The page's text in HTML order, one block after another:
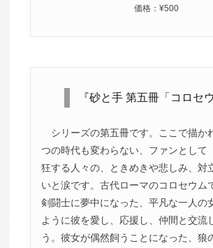
価格：¥500
『砂と手 第五冊「コロセ
シリーズの第五冊です。ここで描か
つの時代も変わらない、ファンとして
狂する人々の、ときめきや悲しみ、対
いと涙です。古代ローマのコロセウム
剣闘士に夢中になった、平凡な一人の
ように彼を愛し、応援し、仲間と交流
う。彼女が偶然飼うことになった、狼